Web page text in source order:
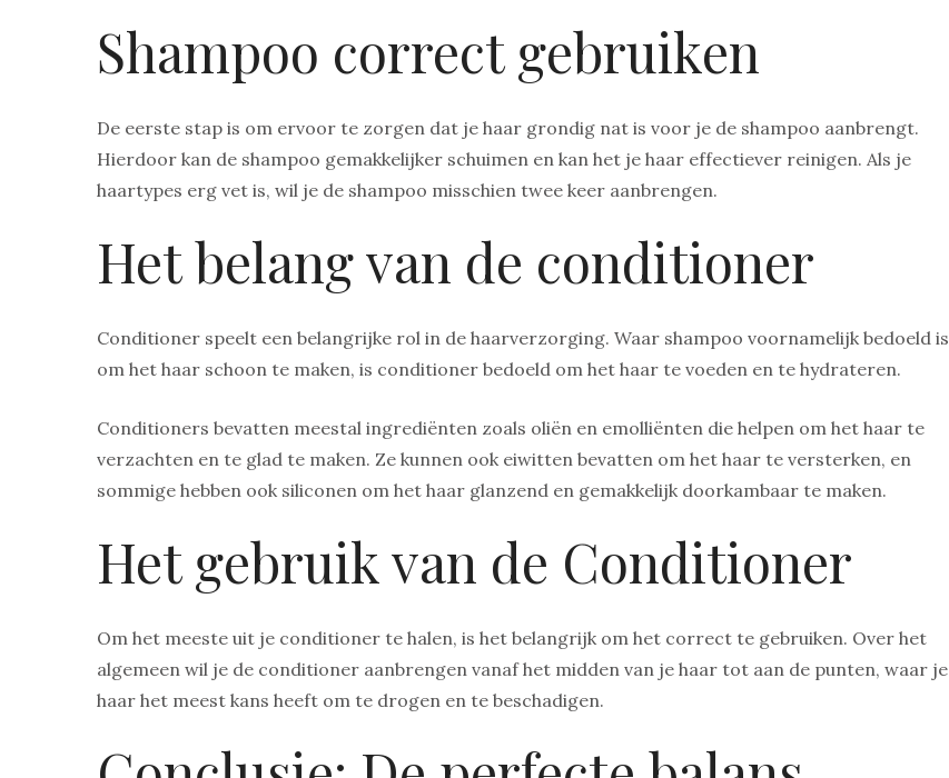
Shampoo correct gebruiken
De eerste stap is om ervoor te zorgen dat je haar grondig nat is voor je de shampoo aanbrengt.
Hierdoor kan de shampoo gemakkelijker schuimen en kan het je haar effectiever reinigen. Als je
haartypes erg vet is, wil je de shampoo misschien twee keer aanbrengen.
Het belang van de conditioner
Conditioner speelt een belangrijke rol in de haarverzorging. Waar shampoo voornamelijk bedoeld is
om het haar schoon te maken, is conditioner bedoeld om het haar te voeden en te hydrateren.
Conditioners bevatten meestal ingrediënten zoals oliën en emolliënten die helpen om het haar te
verzachten en te glad te maken. Ze kunnen ook eiwitten bevatten om het haar te versterken, en
sommige hebben ook siliconen om het haar glanzend en gemakkelijk doorkambaar te maken.
Het gebruik van de Conditioner
Om het meeste uit je conditioner te halen, is het belangrijk om het correct te gebruiken. Over het
algemeen wil je de conditioner aanbrengen vanaf het midden van je haar tot aan de punten, waar je
haar het meest kans heeft om te drogen en te beschadigen.